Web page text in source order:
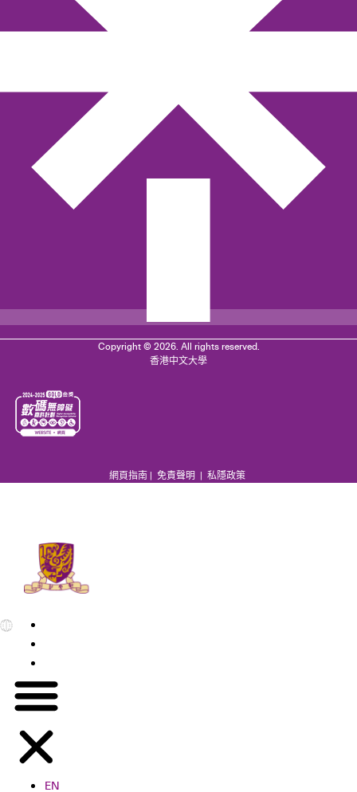
Copyright © 2026. All rights reserved.
香港中文大學
網頁指南 | 免責聲明 | 私隱政策
EN